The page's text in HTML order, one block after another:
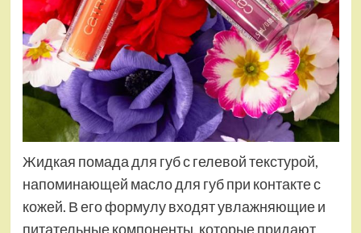
Жидкая помада для губ с гелевой текстурой,
напоминающей масло для губ при контакте с
кожей. В его формулу входят увлажняющие и
питательные компоненты, которые придают